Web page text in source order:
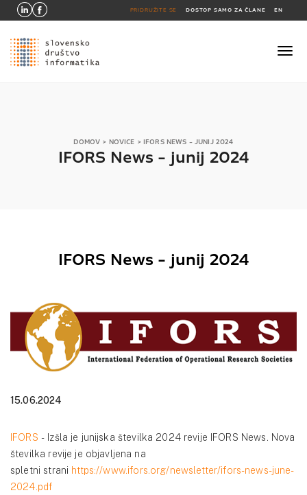
PRIDRUŽITE SE DOSTOP SAMO ZA ČLANE EN
DOMOV > NOVICE > IFORS NEWS - JUNIJ 2024
IFORS News - junij 2024
IFORS News - junij 2024
15.06.2024
IFORS - Izšla je junijska številka 2024 revije IFORS News. Nova
številka revije je objavljena na
spletni strani https://www.ifors.org/newsletter/ifors-news-june-
2024.pdf